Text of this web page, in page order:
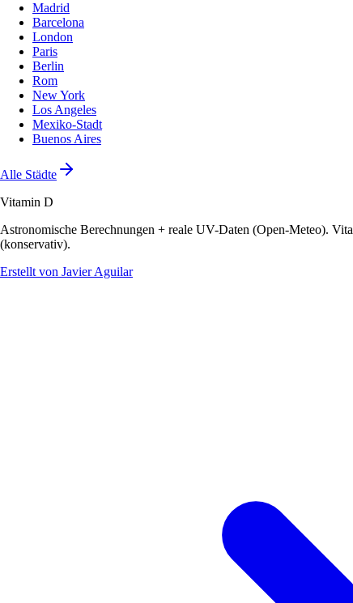
Madrid
Barcelona
London
Paris
Berlin
Rom
New York
Los Angeles
Mexiko-Stadt
Buenos Aires
Alle Städte
Vitamin D
Astronomische Berechnungen + reale UV-Daten (Open-Meteo).
(konservativ).
Erstellt von Javier Aguilar